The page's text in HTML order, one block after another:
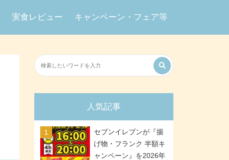
実食レビュー キャンペーン・フェア等
人気記事
セブンイレブンが『揚
げ物・フランク 半額キ
ャンペーン』を2026年